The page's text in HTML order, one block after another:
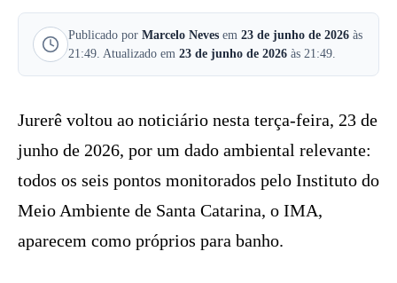
Publicado por Marcelo Neves em 23 de junho de 2026 às
21:49. Atualizado em 23 de junho de 2026 às 21:49.
Jurerê voltou ao noticiário nesta terça-feira, 23 de
junho de 2026, por um dado ambiental relevante:
todos os seis pontos monitorados pelo Instituto do
Meio Ambiente de Santa Catarina, o IMA,
aparecem como próprios para banho.